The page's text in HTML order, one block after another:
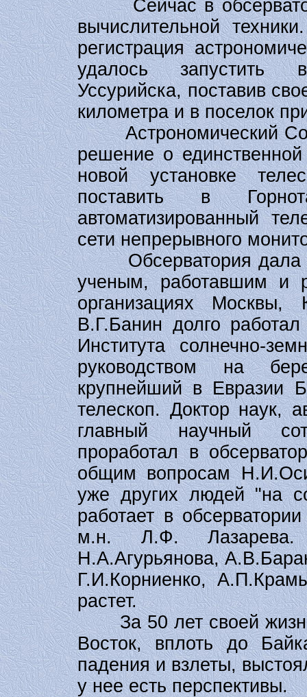
Сейчас в
вычислительной
регистрация
удалось запустить
Уссурийска, поставив
километра и в поселок
Астрономический
решение о
новой установке
поставить в
автоматизированный
сети непрерывного
Обсерватория дала
ученым, работавшим и
организациях Москвы,
В.Г.Банин долго
Института солнечно-
руководством на
крупнейший в Евразии
телескоп. Доктор наук,
главный научный
проработал в
общим вопросам
уже других людей "на
работает в
м.н. Л.Ф.
Н.А.Агурьянова,
Г.И.Корниенко,
растет.
За 50 лет своей жизни
Восток, вплоть до
падения и взлеты,
у нее есть перспективы.